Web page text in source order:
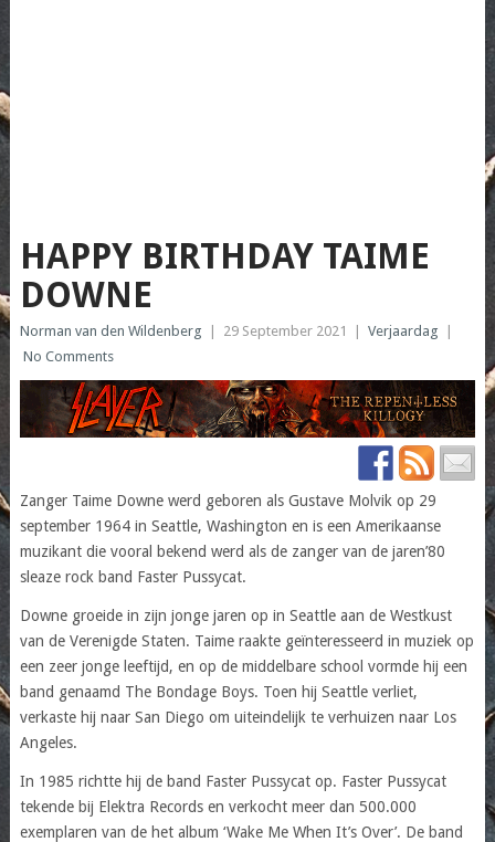
HAPPY BIRTHDAY TAIME
DOWNE
Norman van den Wildenberg 29 September 2021 Verjaardag
No Comments
Zanger Taime Downe werd geboren als Gustave Molvik op 29
september 1964 in Seattle, Washington en is een Amerikaanse
muzikant die vooral bekend werd als de zanger van de jaren’80
sleaze rock band Faster Pussycat.
Downe groeide in zijn jonge jaren op in Seattle aan de Westkust
van de Verenigde Staten. Taime raakte geïnteresseerd in muziek op
een zeer jonge leeftijd, en op de middelbare school vormde hij een
band genaamd The Bondage Boys. Toen hij Seattle verliet,
verkaste hij naar San Diego om uiteindelijk te verhuizen naar Los
Angeles.
In 1985 richtte hij de band Faster Pussycat op. Faster Pussycat
tekende bij Elektra Records en verkocht meer dan 500.000
exemplaren van de het album ‘Wake Me When It’s Over’. De band